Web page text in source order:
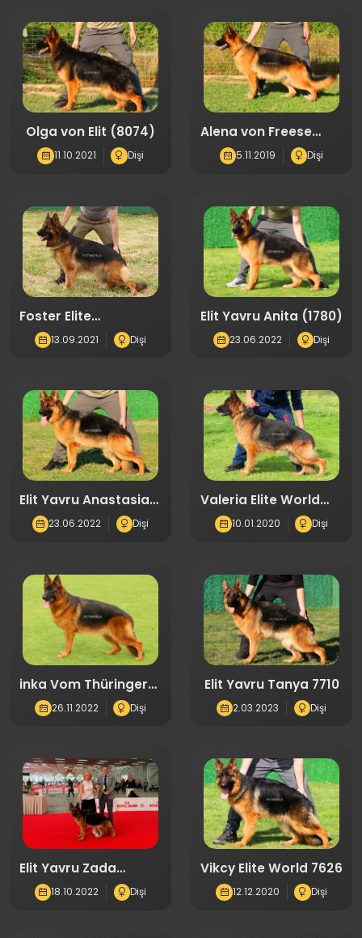
Olga von Elit (8074)
11.10.2021 Dişi
Alena von Freese
Land(3017)
5.11.2019 Dişi
Foster Elite
World(1915)
13.09.2021 Dişi
Elit Yavru Anita (1780)
23.06.2022 Dişi
Elit Yavru Anastasia
177423.06.2022 Dişi
Valeria Elite World
(7627)10.01.2020 Dişi
inka Vom Thüringer-
Weg 0429
26.11.2022 Dişi
Elit Yavru Tanya 7710
2.03.2023 Dişi
Elit Yavru Zada
(1546)18.10.2022 Dişi
Vikcy Elite World 7626
12.12.2020 Dişi